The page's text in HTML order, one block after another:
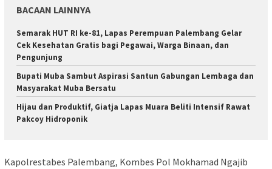
BACAAN LAINNYA
Semarak HUT RI ke-81, Lapas Perempuan Palembang Gelar
Cek Kesehatan Gratis bagi Pegawai, Warga Binaan, dan
Pengunjung
Bupati Muba Sambut Aspirasi Santun Gabungan Lembaga dan
Masyarakat Muba Bersatu
Hijau dan Produktif, Giatja Lapas Muara Beliti Intensif Rawat
Pakcoy Hidroponik
Kapolrestabes Palembang, Kombes Pol Mokhamad Ngajib